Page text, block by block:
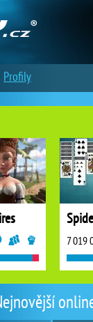
7 019
Profily